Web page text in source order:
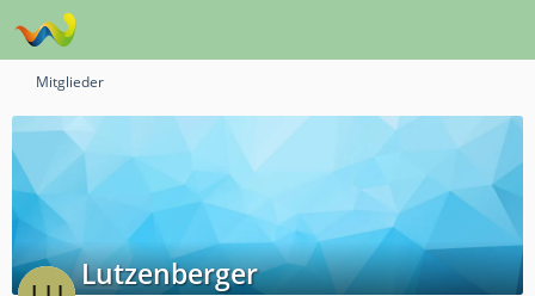
Mitglieder
Lutzenberger